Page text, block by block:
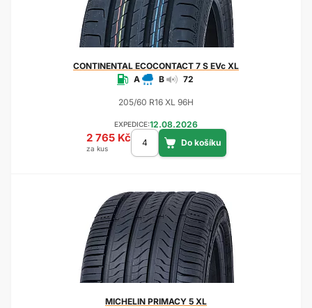
CONTINENTAL ECOCONTACT 7 S EVc XL
A
B 72
205/60 R16 XL 96H
EXPEDICE:12.08.2026
2 765 Kč
za kus
MICHELIN PRIMACY 5 XL